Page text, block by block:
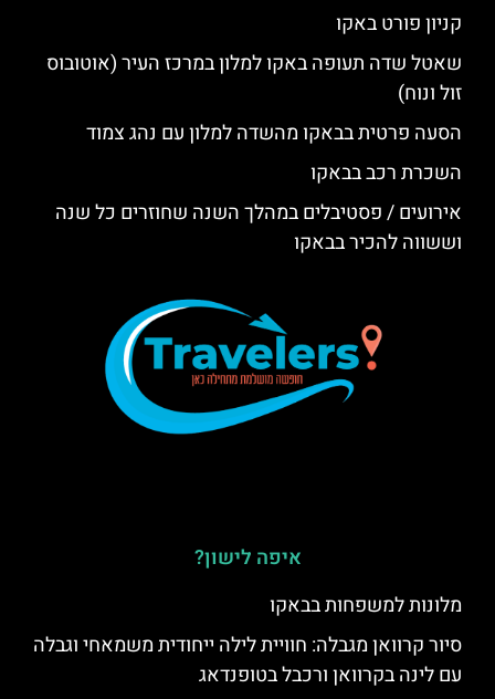
קניון פורט באקו
שאטל שדה תעופה באקו למלון במרכז העיר (אוטובוס
זול ונוח)
הסעה פרטית בבאקו מהשדה למלון עם נהג צמוד
השכרת רכב בבאקו
אירועים / פסטיבלים במהלך השנה שחוזרים כל שנה
וששווה להכיר בבאקו
איפה לישון?
מלונות למשפחות בבאקו
סיור קרוואן מגבלה: חוויית לילה ייחודית משמאחי וגבלה
עם לינה בקרוואן ורכבל בטופנדאג